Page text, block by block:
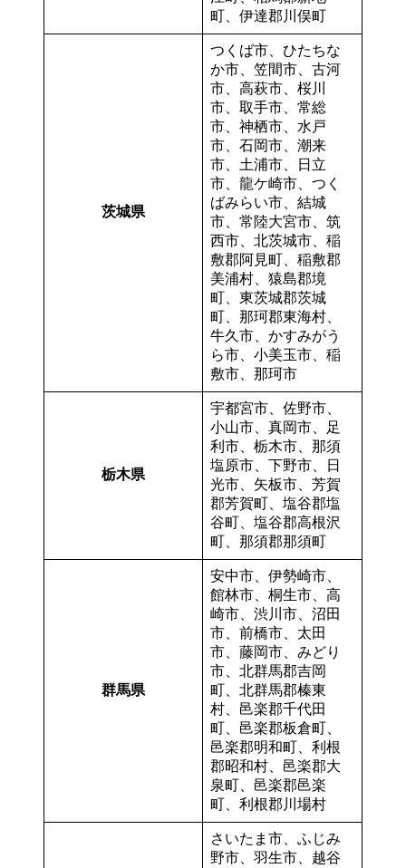
町、伊達郡川俣町
茨城県
つくば市、ひたちな
か市、笠間市、古河
市、高萩市、桜川
市、取手市、常総
市、神栖市、水戸
市、石岡市、潮来
市、土浦市、日立
市、龍ケ崎市、つく
ばみらい市、結城
市、常陸大宮市、筑
西市、北茨城市、稲
敷郡阿見町、稲敷郡
美浦村、猿島郡境
町、東茨城郡茨城
町、那珂郡東海村、
牛久市、かすみがう
ら市、小美玉市、稲
敷市、那珂市
栃木県
宇都宮市、佐野市、
小山市、真岡市、足
利市、栃木市、那須
塩原市、下野市、日
光市、矢板市、芳賀
郡芳賀町、塩谷郡塩
谷町、塩谷郡高根沢
町、那須郡那須町
群馬県
安中市、伊勢崎市、
館林市、桐生市、高
崎市、渋川市、沼田
市、前橋市、太田
市、藤岡市、みどり
市、北群馬郡吉岡
町、北群馬郡榛東
村、邑楽郡千代田
町、邑楽郡板倉町、
邑楽郡明和町、利根
郡昭和村、邑楽郡大
泉町、邑楽郡邑楽
町、利根郡川場村
さいたま市、ふじみ
野市、羽生市、越谷